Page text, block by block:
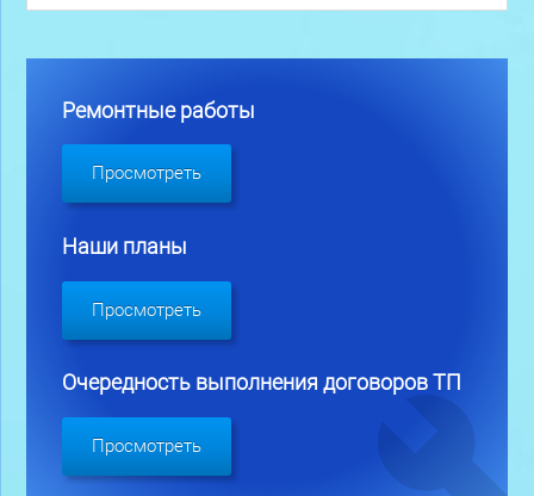
Ремонтные работы
Просмотреть
Наши планы
Просмотреть
Очередность выполнения договоров ТП
Просмотреть